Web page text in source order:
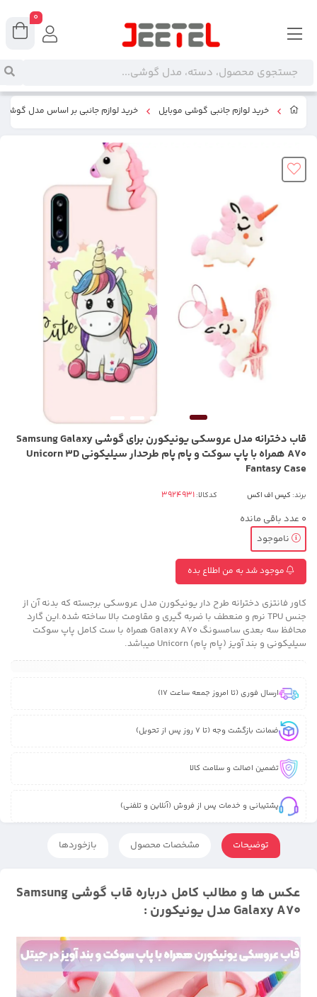
خرید لوازم جانبی گوشی موبایل خرید لوازم جانبی بر اساس مدل گوشی
قاب دخترانه مدل عروسکی یونیکورن برای گوشی Samsung Galaxy
A70 همراه با پاپ سوکت و پام پام طرحدار سیلیکونی Unicorn 3D
Fantasy Case
برند: کیس اف اکس کدکالا:
0 عدد باقی مانده
ناموجود
موجود شد به من اطلاع بده
کاور فانتزی دخترانه طرح دار یونیکورن مدل عروسکی برجسته که بدنه آن از
جنس TPU نرم و منعطف با ضربه گیری و مقاومت بالا ساخته شده.این گارد
محافظ سه بعدی سامسونگ Galaxy A70 همراه با ست کامل پاپ سوکت
سیلیکونی و بند آویز (پام پام) Unicorn میباشد.
ارسال فوری (تا امروز جمعه ساعت 17)
ضمانت بازگشت وجه (تا 7 روز پس از تحویل)
تضمین اصالت و سلامت کالا
پشتیبانی و خدمات پس از فروش (آنلاین و تلفنی)
توضیحات مشخصات محصول بازخوردها
عکس ها و مطالب کامل درباره قاب گوشی Samsung
Galaxy A70 مدل یونیکورن :
0